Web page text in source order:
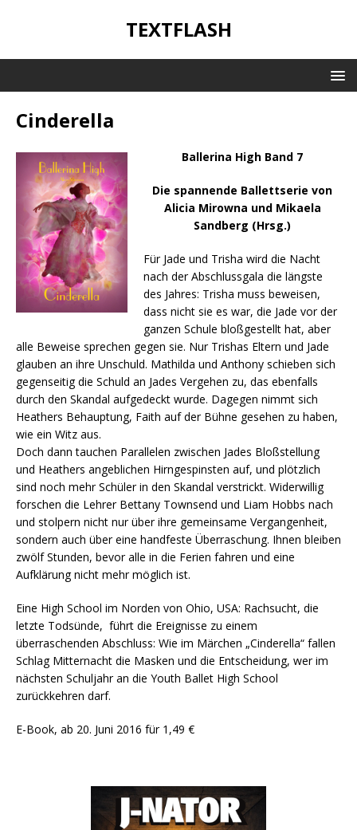
TEXTFLASH
Cinderella
Ballerina High Band 7
Die spannende Ballettserie von
Alicia Mirowna und Mikaela
Sandberg (Hrsg.)
Für Jade und Trisha wird die Nacht
nach der Abschlussgala die längste
des Jahres: Trisha muss beweisen,
dass nicht sie es war, die Jade vor der
ganzen Schule bloßgestellt hat, aber
alle Beweise sprechen gegen sie. Nur Trishas Eltern und Jade
glauben an ihre Unschuld. Mathilda und Anthony schieben sich
gegenseitig die Schuld an Jades Vergehen zu, das ebenfalls
durch den Skandal aufgedeckt wurde. Dagegen nimmt sich
Heathers Behauptung, Faith auf der Bühne gesehen zu haben,
wie ein Witz aus.
Doch dann tauchen Parallelen zwischen Jades Bloßstellung
und Heathers angeblichen Hirngespinsten auf, und plötzlich
sind noch mehr Schüler in den Skandal verstrickt. Widerwillig
forschen die Lehrer Bettany Townsend und Liam Hobbs nach
und stolpern nicht nur über ihre gemeinsame Vergangenheit,
sondern auch über eine handfeste Überraschung. Ihnen bleiben
zwölf Stunden, bevor alle in die Ferien fahren und eine
Aufklärung nicht mehr möglich ist.
Eine High School im Norden von Ohio, USA: Rachsucht, die
letzte Todsünde, führt die Ereignisse zu einem
überraschenden Abschluss: Wie im Märchen „Cinderella“ fallen
Schlag Mitternacht die Masken und die Entscheidung, wer im
nächsten Schuljahr an die Youth Ballet High School
zurückkehren darf.
E-Book, ab 20. Juni 2016 für 1,49 €